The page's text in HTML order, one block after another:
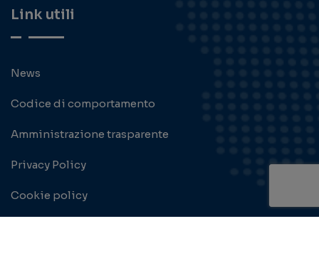
Link utili
News
Codice di comportamento
Amministrazione trasparente
Privacy Policy
Cookie policy